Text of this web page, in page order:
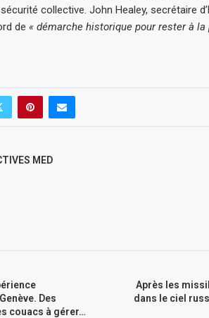
collective. John Healey, secrétaire
de « démarche historique pour rester à
MED
Des
couacs à gérer…
Après les
dans le ciel